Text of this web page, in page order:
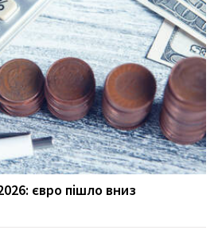
євро пішло вниз